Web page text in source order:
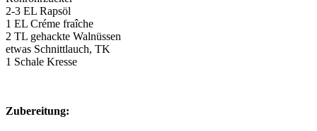
2-3 EL Rapsöl
1 EL Créme fraîche
2 TL gehackte Walnüssen
etwas Schnittlauch, TK
1 Schale Kresse
Zubereitung: